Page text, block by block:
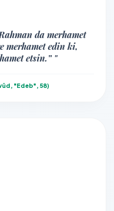
da merhamet
merhamet edin ki,
etsin.” "
"Edeb", 58)